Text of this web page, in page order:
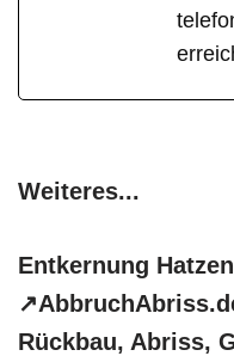
Weiteres...
Entkernung
Rückbau, Abriss,